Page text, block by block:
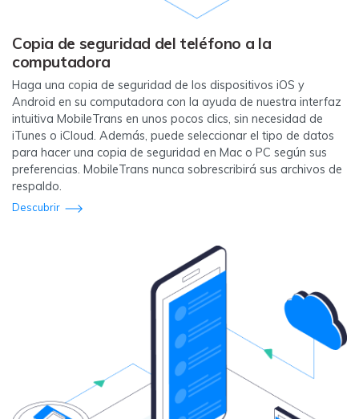
Copia de seguridad del teléfono a la
computadora
Haga una copia de seguridad de los dispositivos iOS y
Android en su computadora con la ayuda de nuestra interfaz
intuitiva MobileTrans en unos pocos clics, sin necesidad de
iTunes o iCloud. Además, puede seleccionar el tipo de datos
para hacer una copia de seguridad en Mac o PC según sus
preferencias. MobileTrans nunca sobrescribirá sus archivos de
respaldo.
Descubrir